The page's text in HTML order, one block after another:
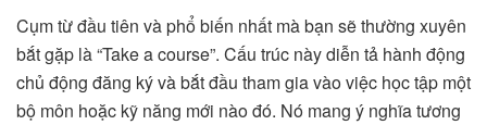
Cụm từ đầu tiên và phổ biến nhất mà bạn sẽ thường xuyên
bắt gặp là “Take a course”. Cấu trúc này diễn tả hành động
chủ động đăng ký và bắt đầu tham gia vào việc học tập một
bộ môn hoặc kỹ năng mới nào đó. Nó mang ý nghĩa tương